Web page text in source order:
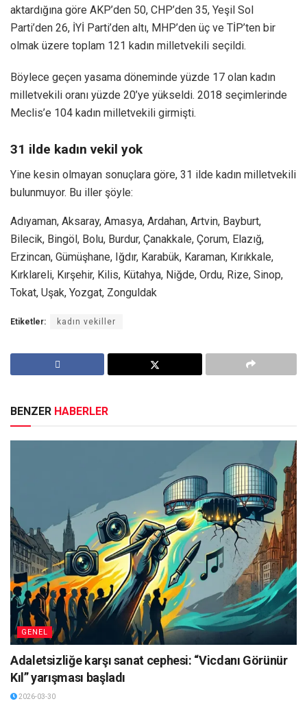
aktardığına göre AKP’den 50, CHP’den 35, Yeşil Sol
Parti’den 26, İYİ Parti’den altı, MHP’den üç ve TİP’ten bir
olmak üzere toplam 121 kadın milletvekili seçildi.
Böylece geçen yasama döneminde yüzde 17 olan kadın
milletvekili oranı yüzde 20’ye yükseldi. 2018 seçimlerinde
Meclis’e 104 kadın milletvekili girmişti.
31 ilde kadın vekil yok
Yine kesin olmayan sonuçlara göre, 31 ilde kadın milletvekili
bulunmuyor. Bu iller şöyle:
Adıyaman, Aksaray, Amasya, Ardahan, Artvin, Bayburt,
Bilecik, Bingöl, Bolu, Burdur, Çanakkale, Çorum, Elazığ,
Erzincan, Gümüşhane, Iğdır, Karabük, Karaman, Kırıkkale,
Kırklareli, Kırşehir, Kilis, Kütahya, Niğde, Ordu, Rize, Sinop,
Tokat, Uşak, Yozgat, Zonguldak
Etiketler: kadın vekiller
BENZER HABERLER
GENEL
Adaletsizliğe karşı sanat cephesi: “Vicdanı Görünür
Kıl” yarışması başladı
2026-03-30